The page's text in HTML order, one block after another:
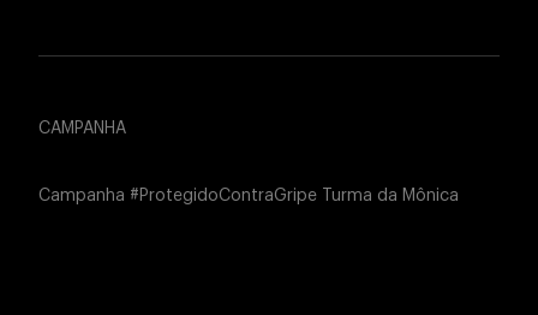
CAMPANHA
Campanha #ProtegidoContraGripe Turma da Mônica